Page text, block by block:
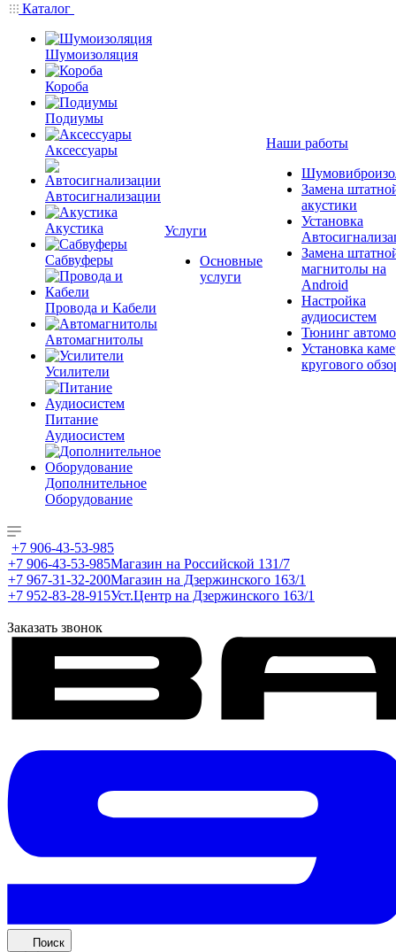
Каталог
Шумоизоляция
Короба
Подиумы
Аксессуары
Автосигнализации
Акустика
Сабвуферы
Провода и Кабели
Автомагнитолы
Усилители
Питание
Аудиосистем
Дополнительное
Оборудование
Услуги
Основные
услуги
Наши работы
Замена
акустики
Установка
Замена
магнитолы на
Android
Настройка
аудиосистем
Тюнинг
Установка
кругового
+7 906-43-53-985
+7 906-43-53-985Магазин на Российской 131/7
+7 967-31-32-200Магазин на Дзержинского 163/1
+7 952-83-28-915Уст.Центр на Дзержинского 163/1
Заказать звонок
Поиск